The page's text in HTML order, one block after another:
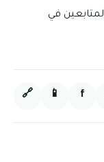
في
f
📱
🔗